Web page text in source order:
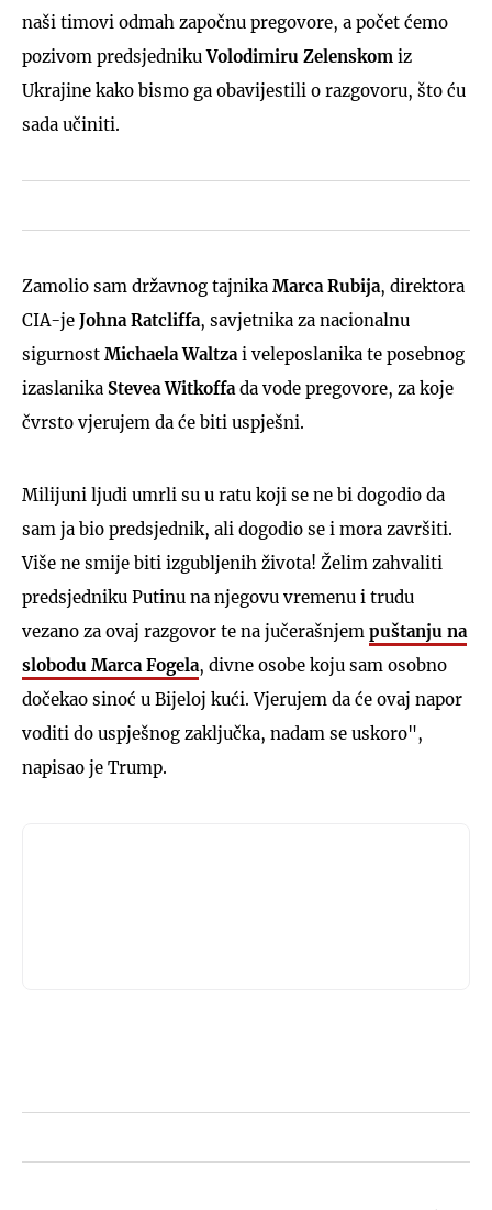
naši timovi odmah započnu pregovore, a počet ćemo
pozivom predsjednikuVolodimiru Zelenskom iz
Ukrajine kako bismo ga obavijestili o razgovoru, što ću
sada učiniti.
Zamolio sam državnog tajnika Marca Rubija, direktora
CIA-je Johna Ratcliffa, savjetnika za nacionalnu
sigurnost Michaela Waltza i veleposlanika te posebnog
izaslanika Stevea Witkoffa da vode pregovore, za koje
čvrsto vjerujem da će biti uspješni.
Milijuni ljudi umrli su u ratu koji se ne bi dogodio da
sam ja bio predsjednik, ali dogodio se i mora završiti.
Više ne smije biti izgubljenih života! Želim zahvaliti
predsjedniku Putinu na njegovu vremenu i trudu
vezano za ovaj razgovor te na jučerašnjem puštanju na
slobodu Marca Fogela, divne osobe koju sam osobno
dočekao sinoć u Bijeloj kući. Vjerujem da će ovaj napor
voditi do uspješnog zaključka, nadam se uskoro",
napisao je Trump.